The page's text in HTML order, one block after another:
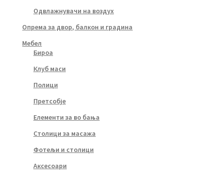
Одвлажнувачи на воздух
Опрема за двор, балкон и градина
Мебел
Бироа
Клуб маси
Полици
Претсобје
Елементи за во бања
Столици за масажа
Фотељи и столици
Аксесоари